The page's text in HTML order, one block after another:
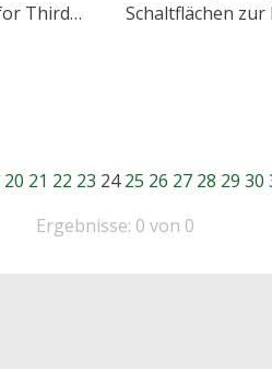
Third
Schaltflächen
20 21 22 23 24 25 26 27 28 29 30
Ergebnisse: 0 von 0